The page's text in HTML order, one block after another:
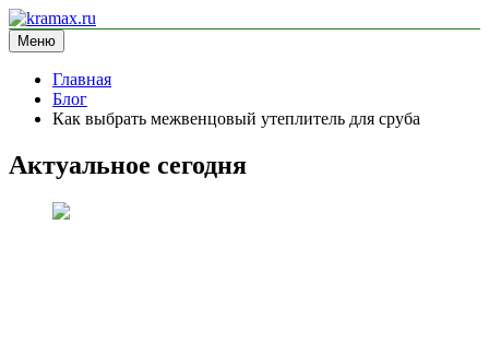
Перейти
к
содержимому
kramax.ru
блог про строительство
Меню
Главная
Блог
Как выбрать межвенцовый утеплитель для сруба
Актуальное сегодня